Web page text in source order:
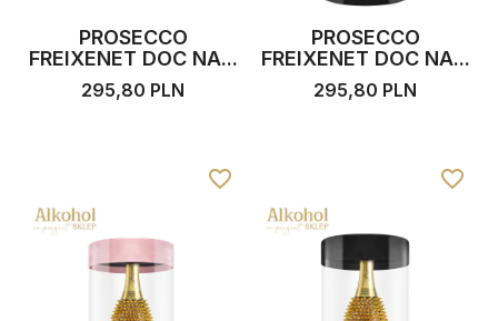
PROSECCO
FREIXENET DOC NA...
295,80 PLN
PROSECCO
FREIXENET DOC NA...
295,80 PLN
favorite_border favorite_border